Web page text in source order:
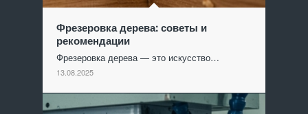
Фрезеровка дерева: советы и
рекомендации
Фрезеровка дерева — это искусство…
13.08.2025